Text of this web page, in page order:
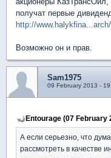
получат первые
http://
Возможно он и прав.
Sam1975
09 February 2013 -
Entourage (07 February
А если серьезно, что
рассмотреть в качестве